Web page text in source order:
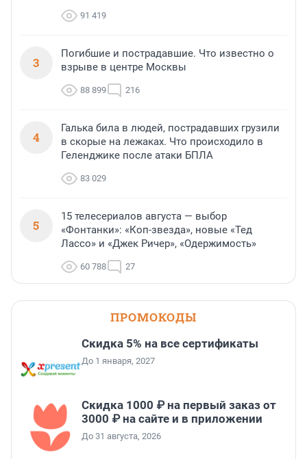
91 419
3
Погибшие и пострадавшие. Что известно о
взрыве в центре Москвы
88 899 216
4
Галька била в людей, пострадавших грузили
в скорые на лежаках. Что происходило в
Геленджике после атаки БПЛА
83 029
5
15 телесериалов августа — выбор
«Фонтанки»: «Коп-звезда», новые «Тед
Лассо» и «Джек Ричер», «Одержимость»
60 788 27
ПРОМОКОДЫ
Скидка 5% на все сертификаты
До 1 января, 2027
Скидка 1000 ₽ на первый заказ от
3000 ₽ на сайте и в приложении
До 31 августа, 2026